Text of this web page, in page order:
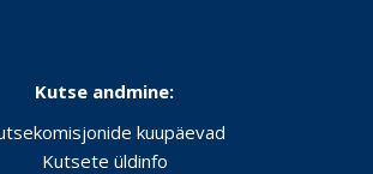
Kutse andmine:
kuupäevad
Kutsete üldinfo